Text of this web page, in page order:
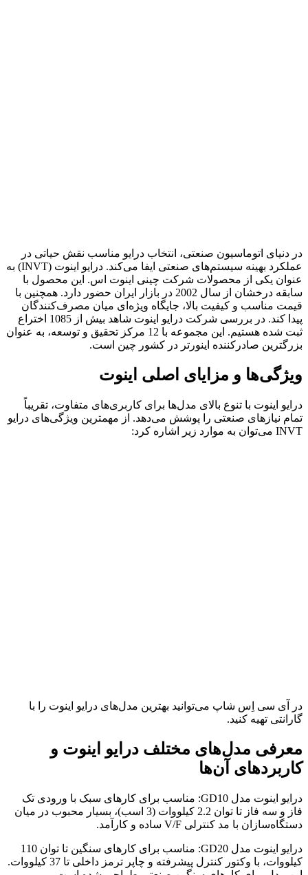
در دنیای اتوماسیون صنعتی، انتخاب درایو مناسب نقش حیاتی در
عملکرد بهینه سیستم‌های صنعتی ایفا می‌کند. درایو اینوت (INVT) به
عنوان یکی از محصولات شرکت چینی اینوت اس. این محصول با
سابقه درخشان از سال 2002 در بازار ایران حضور دارد. همچنین با
قیمت مناسب و کیفیت بالا، جایگاه ویژه‌ای میان مصرف‌کنندگان
پیدا کند. در بررسی شرکت درایو اینوت شاهد بیش از 1085 اختراع
ثبت شده هستیم. این مجموعه با 12 مرکز تحقیق و توسعه، به عنوان
بزرگترین صادرکننده اینورتر در کشور چین است.
ویژگی‌ها و مزایای اصلی اینوت
درایو اینوت با تنوع بالای مدل‌ها برای کاربری‌های متفاوت، تقریباً
تمام نیازهای صنعتی را پوشش می‌دهد. از مهمترین ویژگی‌های درایو
INVT می‌توان به موارد زیر اشاره کرد:
در آی سی اِس شاپ می‌توانید بهترین مدل‌های درایو اینوت را با
گارانتی تهیه کنید.
معرفی مدل‌های مختلف درایو اینوت و
کاربردهای آن‌ها
درایو اینوت مدل GD10: مناسب برای کارهای سبک با ورودی تک
فاز و سه فاز تا توان 2.2 کیلووات (3 اسب)، بسیار محبوب در میان
دستگاه‌سازان با مد کنترلی V/F ساده و کارآمد.
درایو اینوت مدل GD20: مناسب برای کارهای سنگین تا توان 110
کیلووات، با وکتور کنترل پیشرفته و چاپر ترمز داخلی تا 37 کیلووات.